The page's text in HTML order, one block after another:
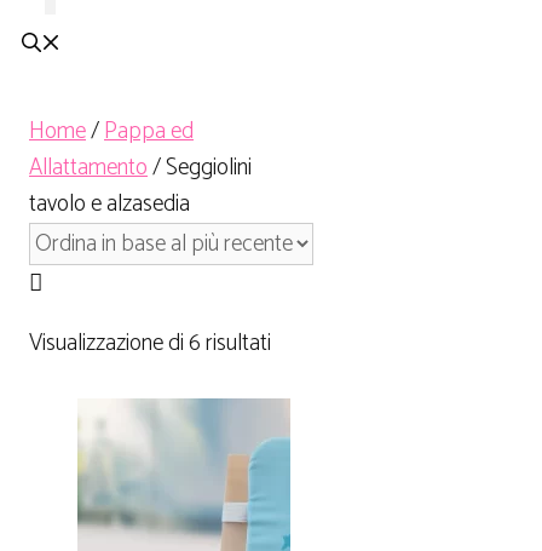
Home/Pappa ed
Allattamento/ Seggiolini
tavolo e alzasedia
Visualizzazione di 6 risultati